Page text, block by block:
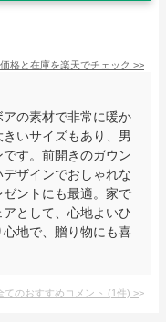
価格と在庫を楽天でチェック >>
の素材で非常に暖か
いサイズもあり、男
す。前開きのガウン
ザインでおしゃれな
ントにも最適。家で
として、心地よいひ
地で、贈り物にも喜
てのおすすめコメント (1件) >